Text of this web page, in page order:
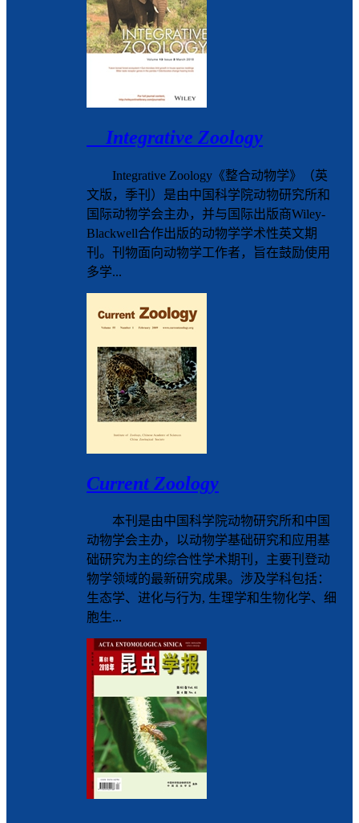
Integrative Zoology
Integrative Zoology《整合动物学》（英
文版，季刊）是由中国科学院动物研究所和
国际动物学会主办，并与国际出版商Wiley-
Blackwell合作出版的动物学学术性英文期
刊。刊物面向动物学工作者，旨在鼓励使用
多学...
Current Zoology
本刊是由中国科学院动物研究所和中国
动物学会主办，以动物学基础研究和应用基
础研究为主的综合性学术期刊，主要刊登动
物学领域的最新研究成果。涉及学科包括：
生态学、进化与行为, 生理学和生物化学、细
胞生...